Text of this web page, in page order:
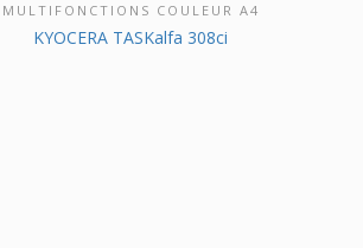
DÉCOUVRIR CE PRODUIT
MULTIFONCTIONS COULEUR A4
KYOCERA TASKalfa 308ci